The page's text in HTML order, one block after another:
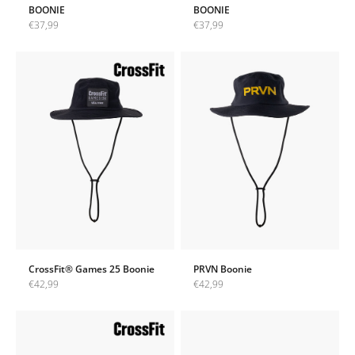
BOONIE
Angebot
€37,99
BOONIE
Angebot
€37,99
CrossFit® Games 25 Boonie
Angebot
€42,99
PRVN Boonie
Angebot
€42,99